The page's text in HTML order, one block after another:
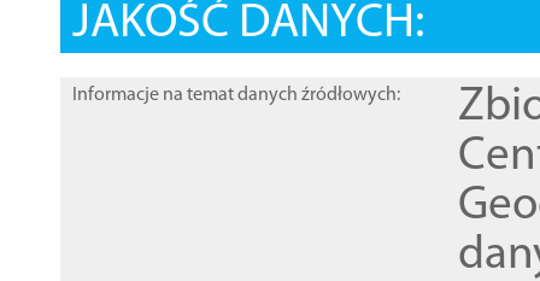
JAKOŚĆ DANYCH:
Informacje na temat danych źródłowych: